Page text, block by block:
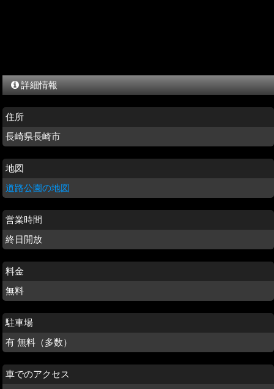
詳細情報
住所
長崎県長崎市
地図
道路公園の地図
営業時間
終日開放
料金
無料
駐車場
有 無料（多数）
車でのアクセス